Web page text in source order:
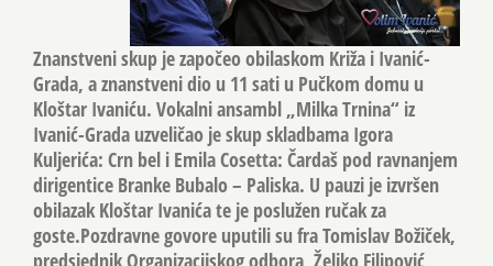
Znanstveni skup je započeo obilaskom Križa i Ivanić-
Grada, a znanstveni dio u 11 sati u Pučkom domu u
Kloštar Ivaniću. Vokalni ansambl „Milka Trnina“ iz
Ivanić-Grada uzveličao je skup skladbama Igora
Kuljerića: Crn bel i Emila Cosetta: Čardaš pod ravnanjem
dirigentice Branke Bubalo – Paliska. U pauzi je izvršen
obilazak Kloštar Ivanića te je poslužen ručak za
goste.Pozdravne govore uputili su fra Tomislav Božiček,
predsjednik Organizacijskog odbora, Željko Filipović,